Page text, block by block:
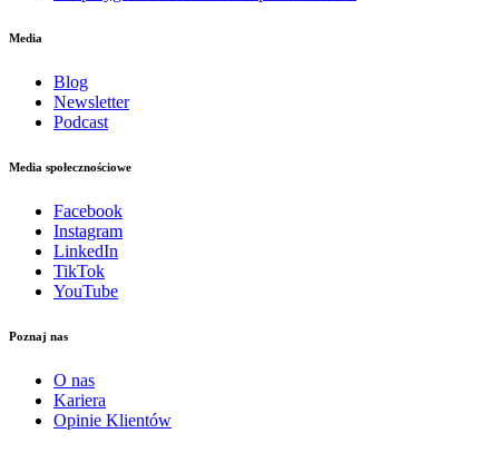
Media
Blog
Newsletter
Podcast
Media społecznościowe
Facebook
Instagram
LinkedIn
TikTok
YouTube
Poznaj nas
O nas
Kariera
Opinie Klientów